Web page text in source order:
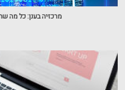
מרכזיה בענן: כל מה